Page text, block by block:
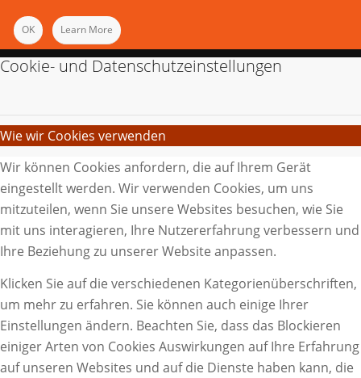
OK Learn More
Cookie- und Datenschutzeinstellungen
Wie wir Cookies verwenden
Wir können Cookies anfordern, die auf Ihrem Gerät
eingestellt werden. Wir verwenden Cookies, um uns
mitzuteilen, wenn Sie unsere Websites besuchen, wie Sie
mit uns interagieren, Ihre Nutzererfahrung verbessern und
Ihre Beziehung zu unserer Website anpassen.
Klicken Sie auf die verschiedenen Kategorienüberschriften,
um mehr zu erfahren. Sie können auch einige Ihrer
Einstellungen ändern. Beachten Sie, dass das Blockieren
einiger Arten von Cookies Auswirkungen auf Ihre Erfahrung
auf unseren Websites und auf die Dienste haben kann, die